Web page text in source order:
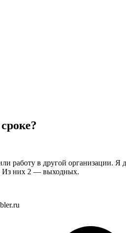
работу в другой организации.
Из них 2 — выходных.